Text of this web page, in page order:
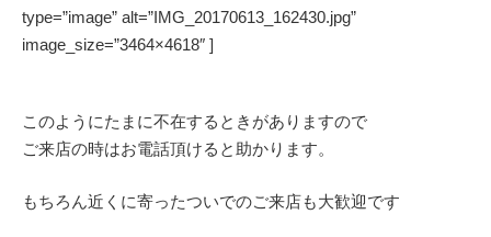
type=”image” alt=”IMG_20170613_162430.jpg”
image_size=”3464×4618″ ]
このようにたまに不在するときがありますので
ご来店の時はお電話頂けると助かります。
もちろん近くに寄ったついでのご来店も大歓迎です